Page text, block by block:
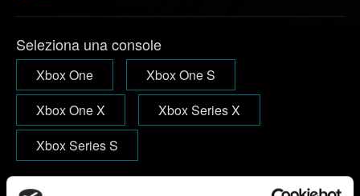
Seleziona una console
Xbox One
Xbox One S
Xbox One X
Xbox Series X
Xbox Series S
Email (attento agli errori!)